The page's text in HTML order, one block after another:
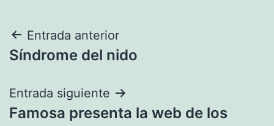
Navegación
de
entradas
Entrada anterior
Síndrome del nido
Entrada siguiente
Famosa presenta la web de los